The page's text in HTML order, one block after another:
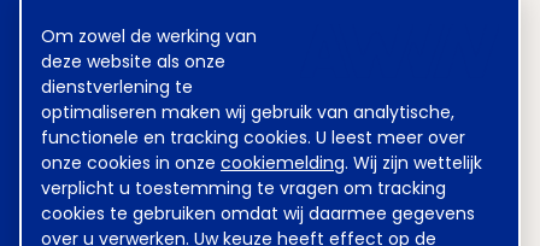
Cookie
melding
Om zowel de werking van
deze website als onze
dienstverlening te
optimaliseren maken wij gebruik van analytische,
functionele en tracking cookies. U leest meer over
onze cookies in onze cookiemelding. Wij zijn wettelijk
verplicht u toestemming te vragen om tracking
cookies te gebruiken omdat wij daarmee gegevens
over u verwerken. Uw keuze heeft effect op de
Meest gezocht
Achmea Sweco
Kinderovang DSM
Grondstoffen Energie en